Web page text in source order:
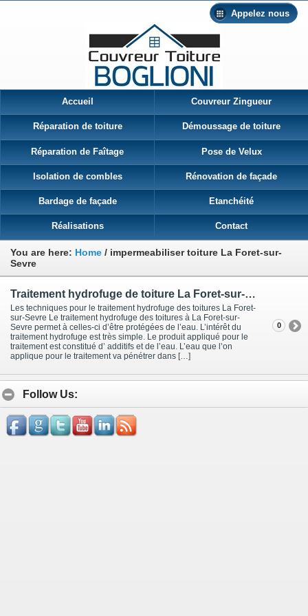
Appelez nous
Accueil Couvreur Zingueur
Réparation de toiture Démoussage de toiture
Réparation de Faîtage Pose de Velux
Isolation de combles Rénovation de façade
Bardage de façade Etanchéité
Réalisations Contact
You are here: Home / impermeabiliser toiture La Foret-sur-
Sevre
Traitement hydrofuge de toiture La Foret-sur-Sevre
Les techniques pour le traitement hydrofuge des toitures La Foret-
sur-Sevre Le traitement hydrofuge des toitures à La Foret-sur-
Sevre permet à celles-ci d’être protégées de l’eau. L’intérêt du
traitement hydrofuge est très simple. Le produit appliqué pour le
traitement est constitué d’ additifs et de l’eau. L’eau que l’on
applique pour le traitement va pénétrer dans […]
0
Follow Us: